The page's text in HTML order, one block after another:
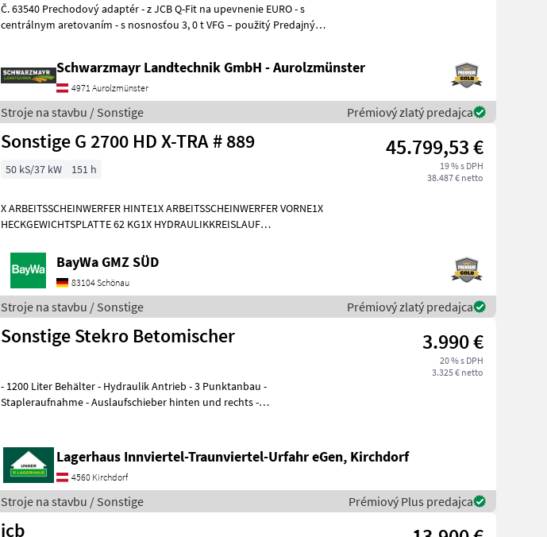
Č. 63540 Prechodový adaptér - z JCB Q-Fit na upevnenie EURO - s
centrálnym aretovaním - s nosnosťou 3, 0 t VFG – použitý Predajný
Schwarzmayr Landtechnik GmbH - Aurolzmünster
4971 Aurolzmünster
Stroje na stavbu / Sonstige Prémiový zlatý predajca
Sonstige G 2700 HD X-TRA # 889 45.799,53 €
19 % s DPH
38.487 € netto
50 kS/37 kW 151 h
X ARBEITSSCHEINWERFER HINTE1X ARBEITSSCHEINWERFER VORNE1X
HECKGEWICHTSPLATTE 62 KG1X HYDRAULIKKREISLAUF
KMDRUCKFREIERBayWa GMZ SÜD
83104 Schönau
Stroje na stavbu / Sonstige Prémiový zlatý predajca
Sonstige Stekro Betomischer 3.990 €
20 % s DPH
3.325 € netto
- 1200 Liter Behälter - Hydraulik Antrieb - 3 Punktanbau -
Stapleraufnahme - Auslaufschieber hinten und rechts -
Lagerhaus Innviertel-Traunviertel-Urfahr eGen, Kirchdorf
4560 Kirchdorf
Stroje na stavbu / Sonstige Prémiový Plus predajca
jcb